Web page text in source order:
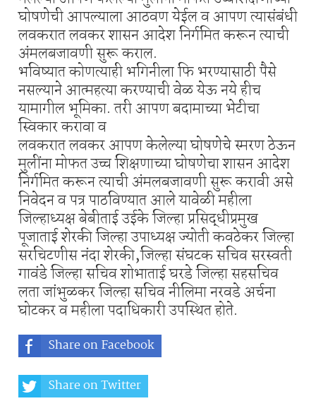
घोषणेची आपल्याला आठवण येईल व आपण त्यासंबंधी
लवकरात लवकर शासन आदेश निर्गमित करून त्याची
अंमलबजावणी सुरू कराल.
भविष्यात कोणत्याही भगिनीला फि भरण्यासाठी पैसे
नसल्याने आत्महत्या करण्याची वेळ येऊ नये हीच
यामागील भूमिका. तरी आपण बदामाच्या भेटीचा
स्विकार करावा व
लवकरात लवकर आपण केलेल्या घोषणेचे स्मरण ठेऊन
मुलींना मोफत उच्च शिक्षणाच्या घोषणेचा शासन आदेश
निर्गमित करून त्याची अंमलबजावणी सुरू करावी असे
निवेदन व पत्र पाठविण्यात आले यावेळी महीला
जिल्हाध्यक्ष बेबीताई उईके जिल्हा प्रसिद्धीप्रमुख
पूजाताई शेरकी जिल्हा उपाध्यक्ष ज्योती कवठेकर जिल्हा
सरचिटणीस नंदा शेरकी,जिल्हा संघटक सचिव सरस्वती
गावंडे जिल्हा सचिव शोभाताई घरडे जिल्हा सहसचिव
लता जांभुळकर जिल्हा सचिव नीलिमा नरवडे अर्चना
घोटकर व महीला पदाधिकारी उपस्थित होते.
Share on Facebook
Share on Twitter